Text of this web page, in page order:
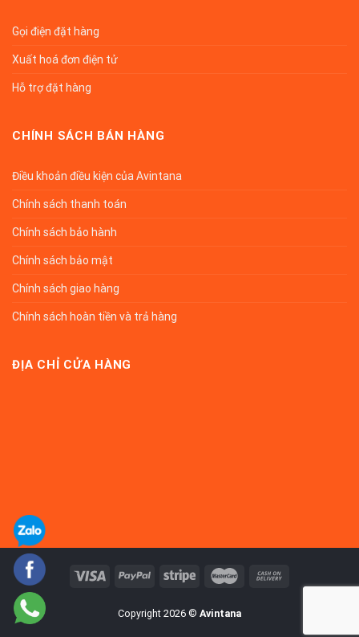
Gọi điện đặt hàng
Xuất hoá đơn điện tử
Hỗ trợ đặt hàng
CHÍNH SÁCH BÁN HÀNG
Điều khoản điều kiện của Avintana
Chính sách thanh toán
Chính sách bảo hành
Chính sách bảo mật
Chính sách giao hàng
Chính sách hoàn tiền và trả hàng
ĐỊA CHỈ CỬA HÀNG
Copyright 2026 © Avintana